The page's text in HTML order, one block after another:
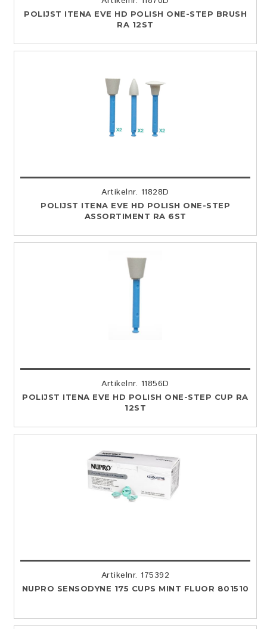
POLIJST ITENA EVE HD POLISH ONE-STEP BRUSH
RA 12ST
Artikelnr. 11828D
POLIJST ITENA EVE HD POLISH ONE-STEP
ASSORTIMENT RA 6ST
Artikelnr. 11856D
POLIJST ITENA EVE HD POLISH ONE-STEP CUP RA
12ST
Artikelnr. 175392
NUPRO SENSODYNE 175 CUPS MINT FLUOR 801510